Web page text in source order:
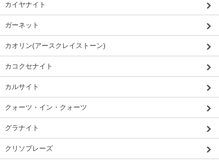
カイヤナイト
ガーネット
カオリン(アースクレイストーン)
カコクセナイト
カルサイト
クォーツ・イン・クォーツ
グラナイト
クリソプレーズ